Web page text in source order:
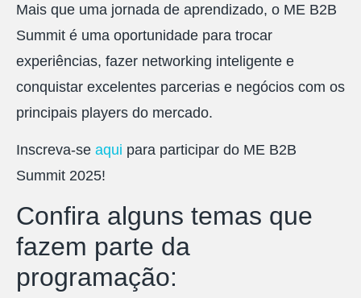
Mais que uma jornada de aprendizado, o ME B2B
Summit é uma oportunidade para trocar
experiências, fazer networking inteligente e
conquistar excelentes parcerias e negócios com os
principais players do mercado.
Inscreva-se aqui para participar do ME B2B
Summit 2025!
Confira alguns temas que
fazem parte da
programação: